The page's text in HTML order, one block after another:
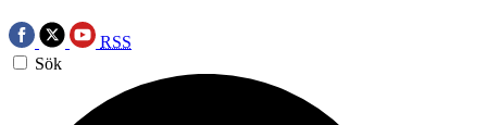
RSS
Sök